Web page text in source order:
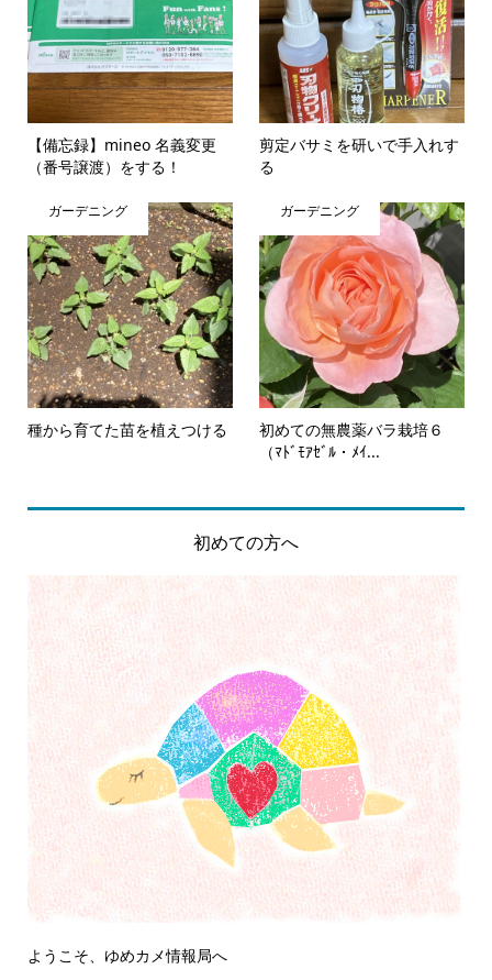
【備忘録】mineo 名義変更
（番号譲渡）をする！
剪定バサミを研いで手入れす
る
ガーデニング
種から育てた苗を植えつける
ガーデニング
初めての無農薬バラ栽培６
（ﾏﾄﾞﾓｱｾﾞﾙ・ﾒｲ...
初めての方へ
ようこそ、ゆめカメ情報局へ